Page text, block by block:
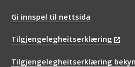
Gi innspel til nettsida
Tilgjengelegheitserklæring
Tilgjengelegheitserklæring